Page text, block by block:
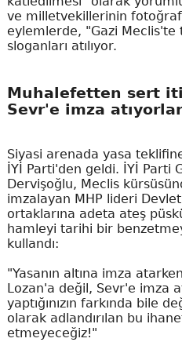
ve milletvekillerinin
eylemlerde, "Gazi Meclis'te
sloganları atılıyor.
Muhalefetten sert
Sevr'e imza
Siyasi arenada yasa
İYİ Parti'den geldi. İYİ Parti
Dervişoğlu, Meclis
imzalayan MHP lideri
ortaklarına adeta ateş
hamleyi tarihi bir
kullandı:
"Yasanın altına imza
Lozan'a değil, Sevr'e imza
yaptığınızın farkında bile
olarak adlandırılan bu
etmeyeceğiz!"